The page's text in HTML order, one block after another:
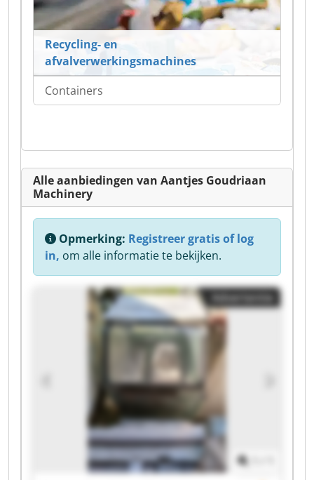
Recycling- en
afvalverwerkingsmachines
Containers
Alle aanbiedingen van Aantjes Goudriaan
Machinery
Opmerking: Registreer gratis of log
in, om alle informatie te bekijken.
Advertentie